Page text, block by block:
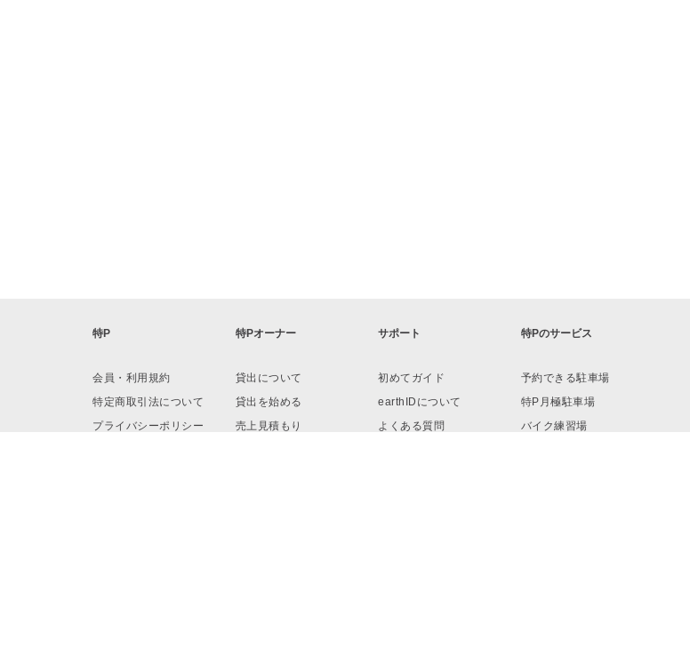
特P
会員・利用規約
特定商取引法について
プライバシーポリシー
特Pオーナー
貸出について
貸出を始める
売上見積もり
サポート
初めてガイド
earthIDについて
よくある質問
特Pのサービス
予約できる駐車場
特P月極駐車場
バイク練習場